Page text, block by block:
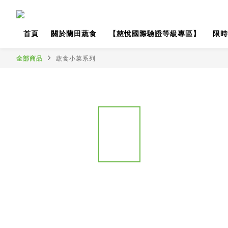
首頁 關於蘭田蔬食 【慈悅國際驗證等級專區】 限
全部商品 蔬食小菜系列